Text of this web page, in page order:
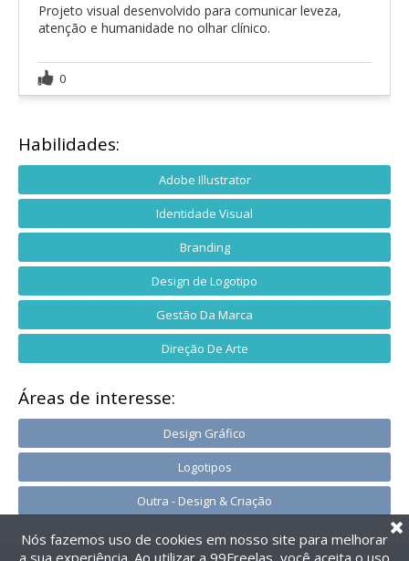
Projeto visual desenvolvido para comunicar leveza,
atenção e humanidade no olhar clínico.
0
Habilidades:
Adobe Illustrator
Identidade Visual
Branding
Design de Logotipo
Gestão Da Marca
Direção De Arte
Áreas de interesse:
Design Gráfico
Logotipos
Outra - Design & Criação
Nós fazemos uso de cookies em nosso site para melhorar
a sua experiência. Ao utilizar a 99Freelas, você aceita o uso